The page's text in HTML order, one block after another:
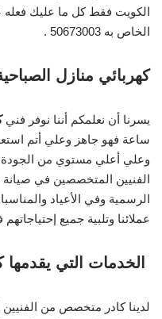
الكويت فقط كل ما عليك فعله
الخاص به 50673003 .
كهربائي منازل
يسرنا أن نعلمكم أننا نوفر فني
ساعة فهو جاهز وعلي أتم
وعلي أعلي مستوي من الجودة
الفنيين المتخصصين في
الرسمية وفي الأعياد
عملائنا وتلبية جميع
الخدمات التي يقدمها
لدينا كادر متخصص من